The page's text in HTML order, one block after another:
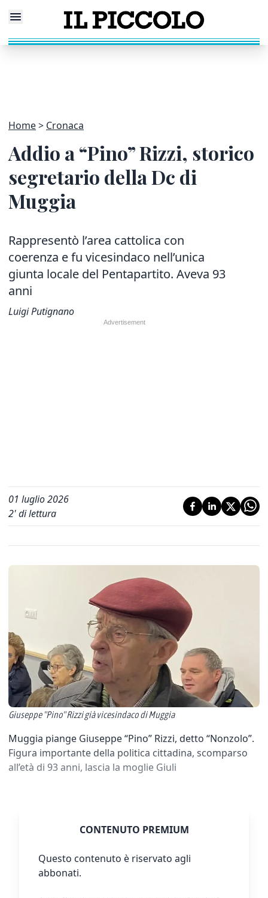
Home Cronaca
Addio a “Pino” Rizzi, storico
segretario della Dc di
Muggia
Rappresentò l’area cattolica con
coerenza e fu vicesindaco nell’unica
giunta locale del Pentapartito. Aveva 93
anni
Luigi Putignano
01 luglio 2026
2' di lettura
Giuseppe "Pino" Rizzi già vicesindaco di Muggia
Muggia piange Giuseppe “Pino” Rizzi, detto “Nonzolo”.
Figura importante della politica cittadina, scomparso
all’età di 93 anni, lascia la moglie Giuli
CONTENUTO PREMIUM
Questo contenuto è riservato agli
abbonati.